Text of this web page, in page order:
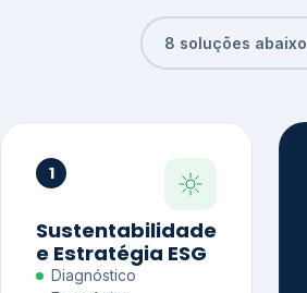
8 soluções abaixo
1
Sustentabilidade
e Estratégia ESG
Diagnóstico